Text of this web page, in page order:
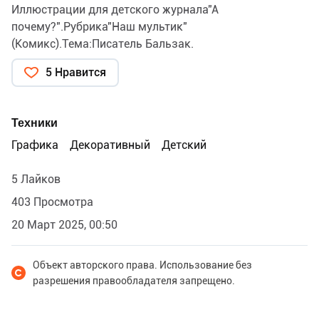
Иллюстрации для детского журнала"А
почему?".Рубрика"Наш мультик"
(Комикс).Тема:Писатель Бальзак.
5 Нравится
Техники
Графика
Декоративный Детский
5 Лайков
403 Просмотра
20 Март 2025, 00:50
Объект авторского права. Использование без
разрешения правообладателя запрещено.